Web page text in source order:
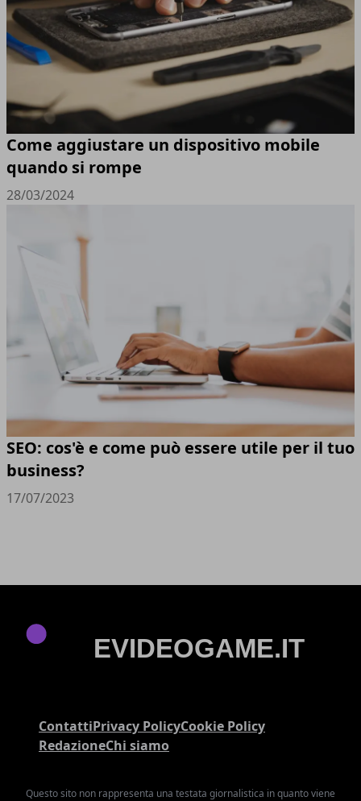
Come aggiustare un dispositivo mobile
quando si rompe
28/03/2024
SEO: cos'è e come può essere utile per il tuo
business?
17/07/2023
ContattiPrivacy PolicyCookie Policy
RedazioneChi siamo
Questo sito non rappresenta una testata giornalistica in quanto viene